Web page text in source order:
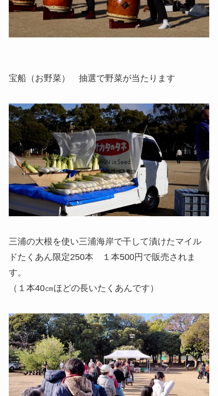
宝船（お野菜） 抽選で野菜が当たります
三浦の大根を使い三浦海岸で干して漬けたマイル
ドたくあん限定250本 １本500円で販売されま
す。
（１本40㎝ほどの長いたくあんです）